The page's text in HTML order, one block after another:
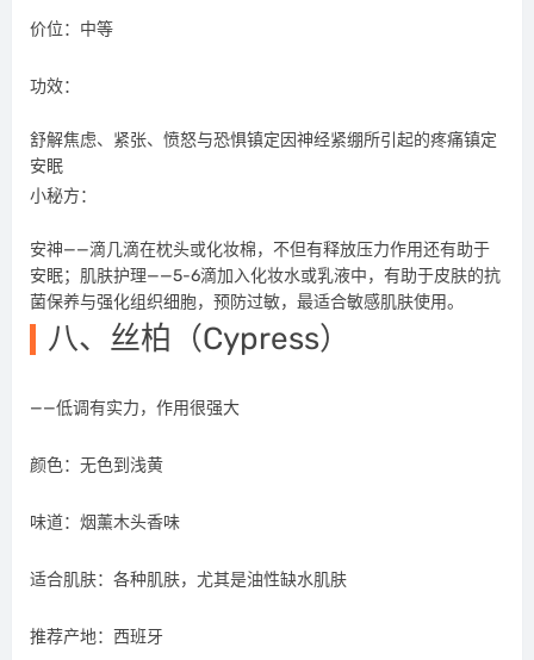
价位：中等
功效：
舒解焦虑、紧张、愤怒与恐惧镇定因神经紧绷所引起的疼痛镇定
安眠
小秘方：
安神——滴几滴在枕头或化妆棉，不但有释放压力作用还有助于
安眠；肌肤护理——5-6滴加入化妆水或乳液中，有助于皮肤的抗
菌保养与强化组织细胞，预防过敏，最适合敏感肌肤使用。
八、丝柏（Cypress）
——低调有实力，作用很强大
颜色：无色到浅黄
味道：烟薰木头香味
适合肌肤：各种肌肤，尤其是油性缺水肌肤
推荐产地：西班牙